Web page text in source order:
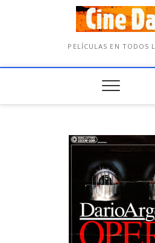
PELÍCULAS EN TODOS